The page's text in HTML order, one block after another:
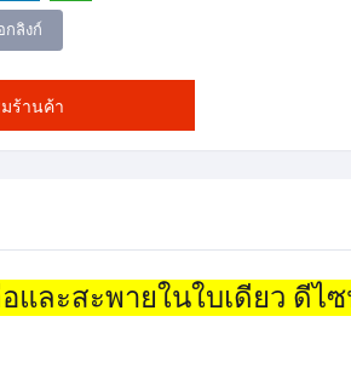
กลิงก์
ร้านค้า
และสะพายในใบเดียว ดีไ